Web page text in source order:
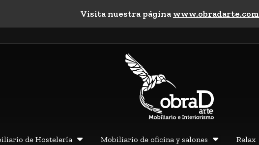
Visita nuestra página www.obradarte.com
de Hostelería Mobiliario de oficina y salones Relax